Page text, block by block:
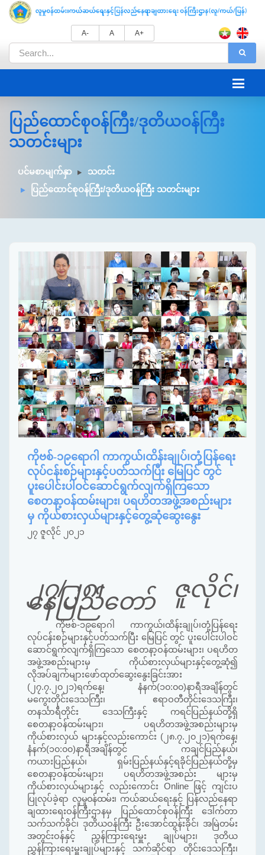
A- A A+
ပြည်ထောင်စုဝန်ကြီး/ဒုတိယဝန်ကြီး
သတင်းများ
ပင်မစာမျက်နှာ
သတင်း
ပြည်ထောင်စုဝန်ကြီး/ဒုတိယဝန်ကြီး သတင်းများ
ကိုဗစ်-၁၉ရောဂါ ကာကွယ်၊ထိန်းချုပ်၊တုံ့ပြန်ရေး
လုပ်ငန်းစဉ်များနှင့်ပတ်သက်ပြီး မြေပြင် တွင်
ပူးပေါင်းပါဝင်ဆောင်ရွက်လျက်ရှိကြသော
စေတနာ့ဝန်ထမ်းများ၊ ပရဟိတအဖွဲ့အစည်းများ
မှ ကိုယ်စားလှယ်များနှင့်တွေ့ဆုံဆွေးနွေး
၂၇ ဇူလိုင် ၂၀၂၁
၂၇/၂၈၊ ဇူလိုင်၊
နေပြည်တော်
ကိုဗစ်-၁၉ရောဂါ ကာကွယ်၊ထိန်းချုပ်၊တုံ့ပြန်ရေး
လုပ်ငန်းစဉ်များနှင့်ပတ်သက်ပြီး မြေပြင် တွင် ပူးပေါင်းပါဝင်
ဆောင်ရွက်လျက်ရှိကြသော စေတနာ့ဝန်ထမ်းများ၊ ပရဟိတ
အဖွဲ့အစည်းများမှ ကိုယ်စားလှယ်များနှင့်တွေ့ဆုံ၍
လိုအပ်ချက်များဖော်ထုတ်ဆွေးနွေးခြင်းအား
( ၂၇.၇. ၂၀၂၁)ရက်နေ့၊ နံနက်(၁၀:၀၀)နာရီအချိန်တွင်
မကွေးတိုင်းဒေသကြီး၊ ဧရာဝတီတိုင်းဒေသကြီး၊
တနင်္သာရီတိုင်း ဒေသကြီးနှင့် ကရင်ပြည်နယ်တို့ရှိ
စေတနာ့ဝန်ထမ်းများ၊ ပရဟိတအဖွဲ့အစည်းများမှ
ကိုယ်စားလှယ် များနှင့်လည်းကောင်း (၂၈.၇.၂၀၂၁)ရက်နေ့၊
နံနက်(၁၀:၀၀)နာရီအချိန်တွင် ကချင်ပြည်နယ်၊
ကယားပြည်နယ်၊ ရှမ်းပြည်နယ်နှင့်ရခိုင်ပြည်နယ်တို့မှ
စေတနာ့ဝန်ထမ်းများ၊ ပရဟိတအဖွဲ့အစည်း များမှ
ကိုယ်စားလှယ်များနှင့် လည်းကောင်း Online
ဖြင့် ကျင်းပ
ပြုလုပ်ခဲ့ရာလူမှုဝန်ထမ်း၊ ကယ်ဆယ်ရေးနှင့် ပြန်လည်နေရာ
ချထားရေးဝန်ကြီးဌာနမှ
ပြည်ထောင်စုဝန်ကြီး ဒေါက်တာ
သက်သက်ခိုင်၊ ဒုတိယဝန်ကြီး ဦးအောင်ထွန်းခိုင်၊ အမြဲတမ်း
အတွင်းဝန်နှင့် ညွှန်ကြားရေးမှူး ချုပ်များ၊ ဒုတိယ
ညွှန်ကြားရေးမှူးချုပ်များနှင့် သက်ဆိုင်ရာ တိုင်းဒေသကြီး၊